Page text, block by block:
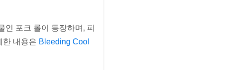
포크 롤이 등장하며, 피
한 내용은 Bleeding Cool